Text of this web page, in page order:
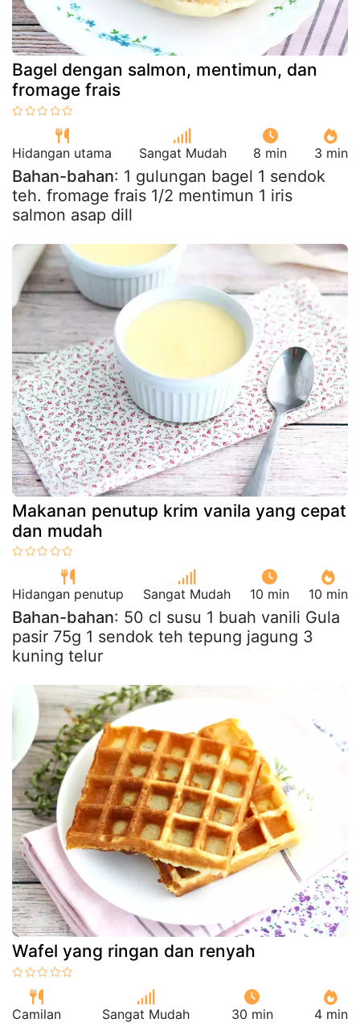
Bagel dengan salmon, mentimun, dan
fromage frais
Hidangan utama Sangat Mudah 8 min 3 min
Bahan-bahan: 1 gulungan bagel 1 sendok
teh. fromage frais 1/2 mentimun 1 iris
salmon asap dill
Makanan penutup krim vanila yang cepat
dan mudah
Hidangan penutup Sangat Mudah 10 min 10 min
Bahan-bahan: 50 cl susu 1 buah vanili Gula
pasir 75g 1 sendok teh tepung jagung 3
kuning telur
Wafel yang ringan dan renyah
Camilan Sangat Mudah 30 min 4 min